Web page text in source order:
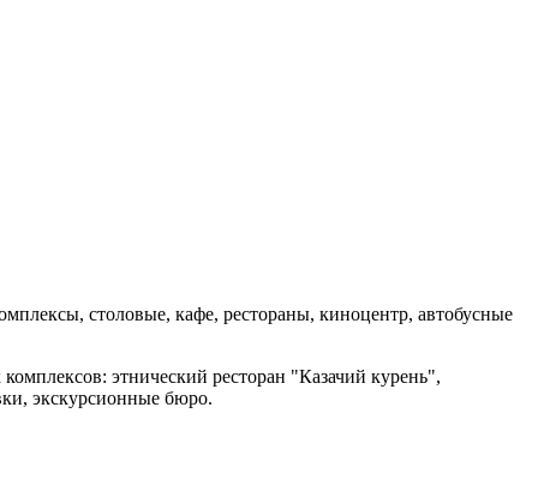
столовые, кафе, рестораны, киноцентр, автобусные
этнический ресторан "Казачий курень",
экскурсионные бюро.